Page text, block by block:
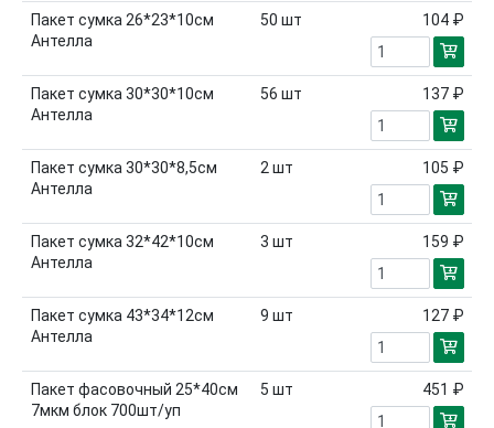
Пакет сумка 26*23*10см
Антелла
50 шт 104 ₽
Пакет сумка 30*30*10см
Антелла
56 шт 137 ₽
Пакет сумка 30*30*8,5см
Антелла
2 шт 105 ₽
Пакет сумка 32*42*10см
Антелла
3 шт 159 ₽
Пакет сумка 43*34*12см
Антелла
9 шт 127 ₽
Пакет фасовочный 25*40см
7мкм блок 700шт/уп
5 шт 451 ₽